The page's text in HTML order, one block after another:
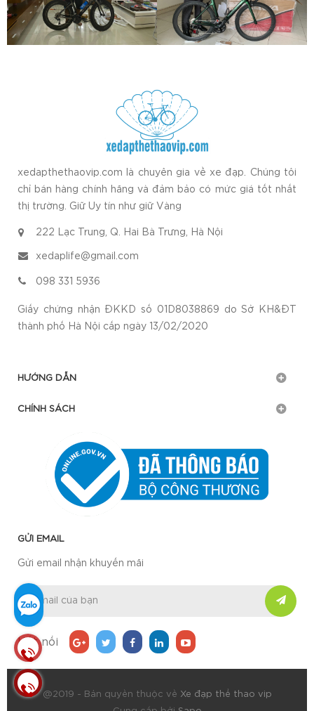
xedapthethaovip.com là chuyên gia về xe đạp. Chúng tôi
chỉ bán hàng chính hãng và đảm bảo có mức giá tốt nhất
thị trường. Giữ Uy tín như giữ Vàng
222 Lạc Trung, Q. Hai Bà Trưng, Hà Nội
xedaplife@gmail.com
098 331 5936
Giấy chứng nhận ĐKKD số 01D8038869 do Sở KH&ĐT
thành phố Hà Nội cấp ngày 13/02/2020
HƯỚNG DẪN
CHÍNH SÁCH
GỬI EMAIL
Gửi email nhận khuyến mãi
Kết nối
@2019 - Bản quyền thuộc về Xe đạp thể thao vip